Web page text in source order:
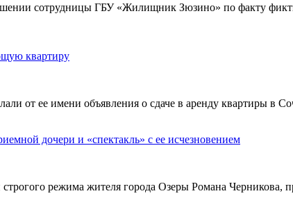
сотрудницы ГБУ «Жилищник Зюзино» по факту
квартиру
от ее имени объявления о сдаче в аренду квартиры в
дочери и «спектакль» с ее исчезновением
режима жителя города Озеры Романа Черникова,